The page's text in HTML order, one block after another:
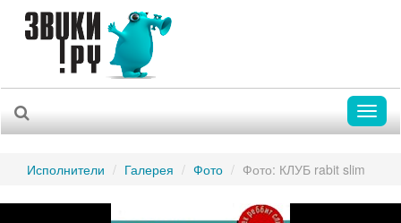
Исполнители Галерея Фото Фото: КЛУБ rabit slim